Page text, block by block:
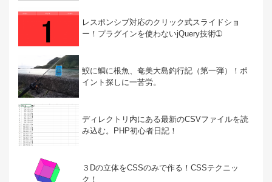
レスポンシブ対応のクリック式スライドショ
ー！プラグインを使わないjQuery技術➀
鮫に鯛に根魚、奄美大島釣行記（第一弾）！ポ
イント探しに一苦労。
ディレクトリ内にある最新のCSVファイルを読
み込む。PHP初心者日記！
３Dの立体をCSSのみで作る！CSSテクニッ
ク！